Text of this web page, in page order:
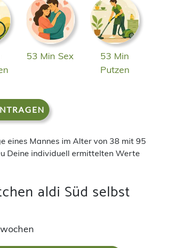
53 Min Sex
53 Min
Putzen
eines Mannes im Alter von 38 mit 95
Deine individuell ermittelten Werte
aldi Süd selbst